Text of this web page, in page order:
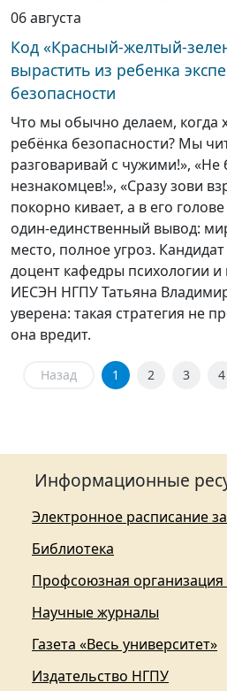
06 августа
Код «Красный-желтый-
вырастить из ребенка
безопасности
Что мы обычно делаем, когда
ребёнка безопасности? Мы
разговаривай с чужими!», «Не
незнакомцев!», «Сразу зови
покорно кивает, а в его
один-единственный вывод:
место, полное угроз.
доцент кафедры психологии и
ИЕСЭН НГПУ Татьяна
уверена: такая стратегия не
она вредит.
Назад 1 2 3 4
Информационные
Электронное расписание
Библиотека
Профсоюзная
Научные журналы
Газета «Весь университет»
Издательство НГПУ